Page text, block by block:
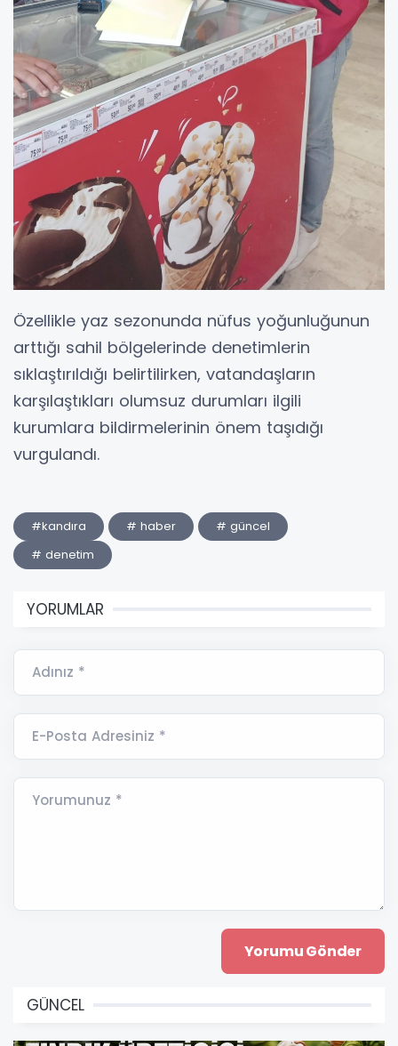
Özellikle yaz sezonunda nüfus yoğunluğunun
arttığı sahil bölgelerinde denetimlerin
sıklaştırıldığı belirtilirken, vatandaşların
karşılaştıkları olumsuz durumları ilgili
kurumlara bildirmelerinin önem taşıdığı
vurgulandı.
#kandıra # haber
# güncel
# denetim
YORUMLAR
Adınız *
E-Posta Adresiniz *
Yorumunuz *
GÜNCEL